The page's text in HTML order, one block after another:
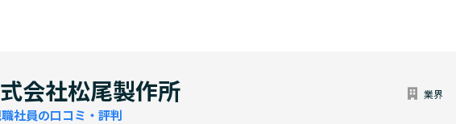
会社松尾製作所
社員の口コミ・評判
業界